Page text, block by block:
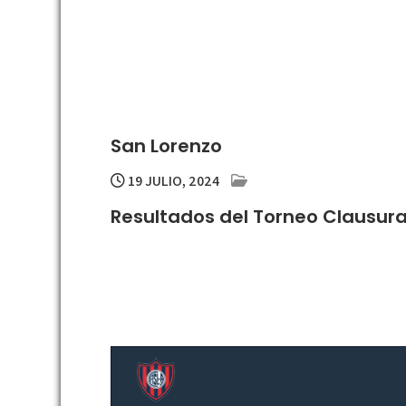
San Lorenzo
19 JULIO, 2024
Resultados del Torneo Clausura